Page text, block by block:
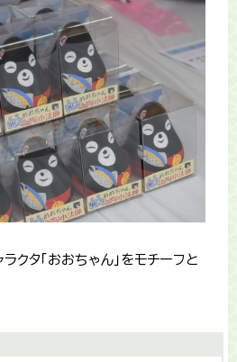
クタ「おおちゃん」をモチーフと